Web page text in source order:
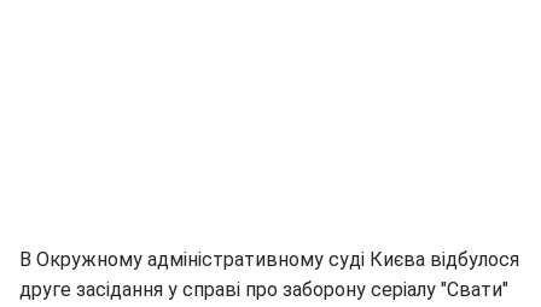
В Окружному адміністративному суді Києва відбулося
друге засідання у справі про заборону серіалу "Свати"